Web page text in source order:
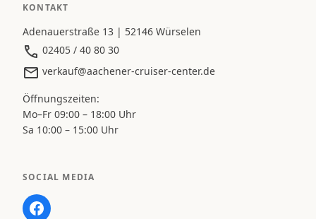
KONTAKT
Adenauerstraße 13 | 52146 Würselen
02405 / 40 80 30
verkauf@aachener-cruiser-center.de
Öffnungszeiten:
Mo–Fr 09:00 – 18:00 Uhr
Sa 10:00 – 15:00 Uhr
SOCIAL MEDIA